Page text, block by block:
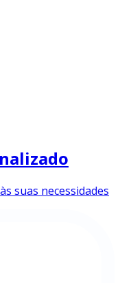
suas necessidades